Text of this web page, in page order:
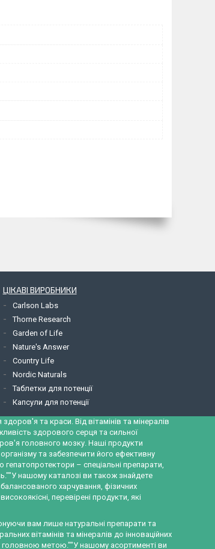
ЦІКАВІ ВИРОБНИКИ
Carlson Labs
Thorne Research
Garden of Life
Nature's Answer
Country Life
Nordic Naturals
Таблетки для потенції
Капсули для потенції
та краси. Від вітамінів та мінералів
здорового серця та сильної
головного мозку. Наші продукти
та забезпечити його ефективну
– спеціальні препарати,
нашому каталозі ви також знайдете
харчування, фізичних
перевірені продукти, які
вам лише натуральні препарати та
вітамінів та мінералів до інноваційних
головною метою.""У нашому асортименті ви